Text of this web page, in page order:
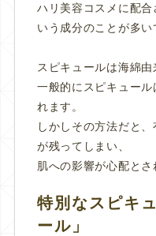
ハリ美容コスメに配合
いう成分のことが多い
スピキュールは海綿由
一般的にスピキュー
れます。
しかしその方法だと
が残ってしまい、
肌への影響が心配とさ
特別なスピキ
ール」